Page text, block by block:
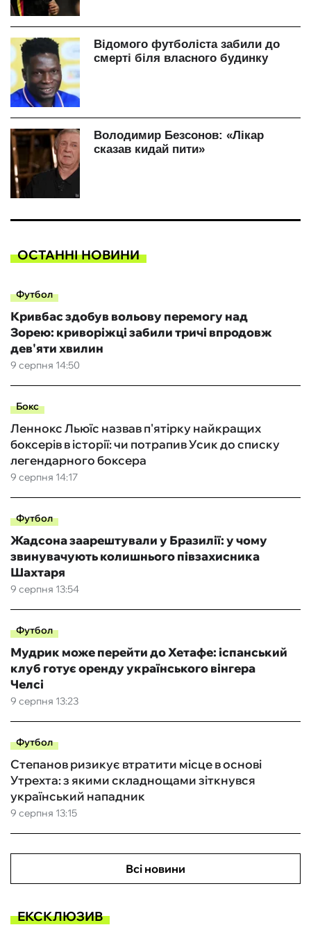
ОСТАННІ НОВИНИ
Футбол
9 серпня 14:50
Кривбас здобув вольову перемогу над
Зорею: криворіжці забили тричі впродовж
дев'яти хвилин
Бокс
9 серпня 14:17
Леннокс Льюїс назвав п'ятірку найкращих
боксерів в історії: чи потрапив Усик до списку
легендарного боксера
Футбол
9 серпня 13:54
Жадсона заарештували у Бразилії: у чому
звинувачують колишнього півзахисника
Шахтаря
Футбол
9 серпня 13:23
Мудрик може перейти до Хетафе: іспанський
клуб готує оренду українського вінгера
Челсі
Футбол
9 серпня 13:15
Степанов ризикує втратити місце в основі
Утрехта: з якими складнощами зіткнувся
український нападник
Всі новини
ЕКСКЛЮЗИВ